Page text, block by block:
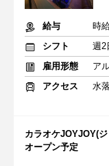
給与
時
シフト
週2
雇用形態
ア
アクセス
水
カラオケJOYJOY(
オープン予定